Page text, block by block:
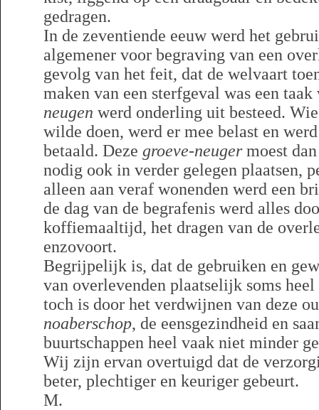
gedragen.
In de zeventiende eeuw werd het
algemener voor begraving van een
gevolg van het feit, dat de welvaart
maken van een sterfgeval was een
neugen werd onderling uit besteed.
wilde doen, werd er mee belast en
betaald. Deze groeve-neugermoest
nodig ook in verder gelegen plaatsen,
alleen aan veraf wonenden werd een
de dag van de begrafenis werd alles
koffiemaaltijd, het dragen van de
enzovoort.
Begrijpelijk is, dat de gebruiken en
van overlevenden plaatselijk soms
toch is door het verdwijnen van deze
noaberschop, de eensgezindheid en
buurtschappen heel vaak niet minder
Wij zijn ervan overtuigd dat de
beter, plechtiger en keuriger gebeurt.
M.